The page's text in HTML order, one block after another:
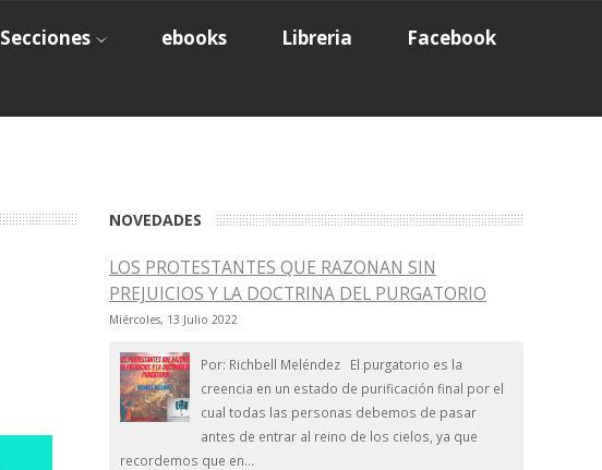
Secciones ebooks Libreria Facebook
NOVEDADES
LOS PROTESTANTES QUE RAZONAN SIN
PREJUICIOS Y LA DOCTRINA DEL PURGATORIO
Miércoles, 13 Julio 2022
Por: Richbell Meléndez El purgatorio es la
creencia en un estado de purificación final por el
cual todas las personas debemos de pasar
antes de entrar al reino de los cielos, ya que
recordemos que en...